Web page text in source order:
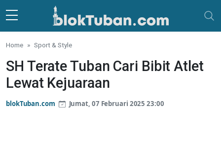
Skip to main content
Home Sport & Style
SH Terate Tuban Cari Bibit Atlet
Lewat Kejuaraan
blokTuban.com Jumat, 07 Februari 2025 23:00